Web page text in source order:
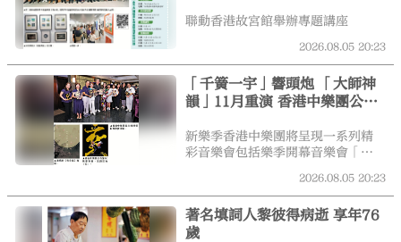
聯動香港故宮館舉辦專題講座
2026.08.05 20:23
「千簧一宇」響頭炮 「大師神
韻」11月重演 香港中樂團公布
新樂季香港中樂團將呈現一系列精
彩音樂會包括樂季開幕音樂會「千
譜上尾聲；於香港藝術節呈獻清唱
劇《帝女花》；由俞峰大師執棒並
匯聚「金鐘獎」得主的「金韻新
章」；以及溯源香港流行音樂歷史
2026.08.05 20:23
著名填詞人黎彼得病逝 享年76
歲